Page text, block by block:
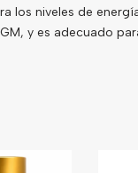
los niveles de
y es adecuado